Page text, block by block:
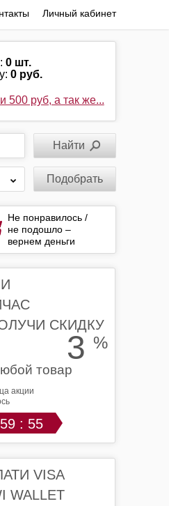
Личный кабинет
0 шт.
0 руб.
500 руб, а так же...
Подобрать
Не понравилось /
не подошло –
вернем деньги
СКИДКУ
3 %
товар
акции
: 55
VISA
WALLET